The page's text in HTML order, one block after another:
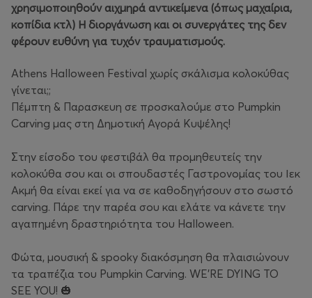
χρησιμοποιηθούν αιχμηρά αντικείμενα (όπως μαχαίρια,
κοπίδια κτλ) Η διοργάνωση και οι συνεργάτες της δεν
φέρουν ευθύνη για τυχόν τραυματισμούς.
Athens Halloween Festival χωρίς σκάλισμα κολοκύθας
γίνεται;;
Πέμπτη & Παρασκευη σε προσκαλούμε στο Pumpkin
Carving μας στη Δημοτική Αγορά Κυψέλης!
Στην είσοδο του φεστιβάλ θα προμηθευτείς την
κολοκύθα σου και οι σπουδαστές Γαστρονομίας του Ιεκ
Ακμή θα είναι εκεί για να σε καθοδηγήσουν στο σωστό
carving. Πάρε την παρέα σου και ελάτε να κάνετε την
αγαπημένη δραστηριότητα του Halloween.
Φώτα, μουσική & spooky διακόσμηση θα πλαισιώνουν
τα τραπέζια του Pumpkin Carving. WE’RE DYING TO
SEE YOU! 🎃